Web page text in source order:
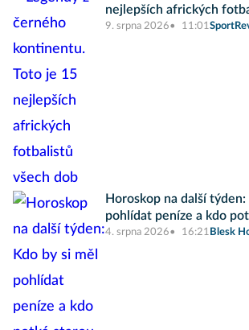
nejlepších afrických
9. srpna 2026 11:01
Horoskop na další týden:
pohlídat peníze a kdo
4. srpna 2026 16:21 Blesk